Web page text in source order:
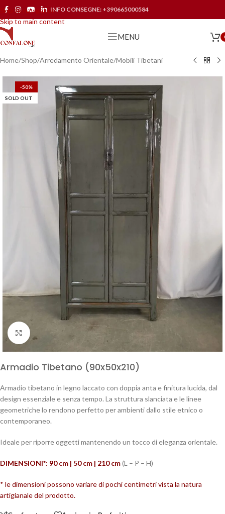
Skip to navigation
Skip to main content
INFO CONSEGNE: +390665000584
MENU
Home/Shop/Arredamento Orientale/Mobili Tibetani
-50%
SOLD OUT
Click to enlarge
Armadio Tibetano (90x50x210)
Armadio tibetano in legno laccato con doppia anta e finitura lucida, dal
design essenziale e senza tempo. La struttura slanciata e le linee
geometriche lo rendono perfetto per ambienti dallo stile etnico o
contemporaneo.
Ideale per riporre oggetti mantenendo un tocco di eleganza orientale.
DIMENSIONI*: 90 cm | 50 cm | 210cm(L – P – H)
* le dimensioni possono variare di pochi centimetri vista la natura
artigianale del prodotto.